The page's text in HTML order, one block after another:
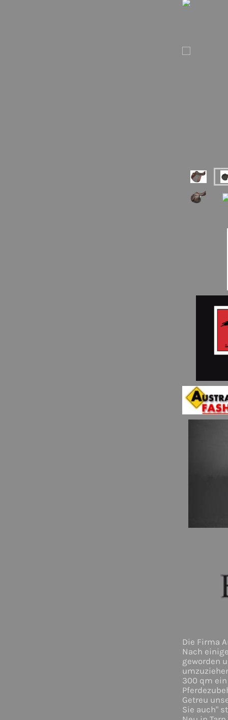
Die Firma
Nach
geworden
300 qm
Getreu
Sie auch"